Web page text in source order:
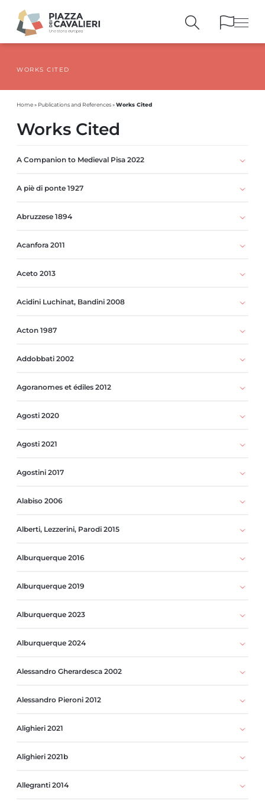
PUBLICATIONSAND REFERENCES
WORKS CITED
Home» Publications and References»Works Cited
Works Cited
A Companion to Medieval Pisa 2022
A piè di ponte 1927
Abruzzese 1894
Acanfora 2011
Aceto 2013
Acidini Luchinat, Bandini 2008
Acton 1987
Addobbati 2002
Agoranomes et édiles 2012
Agosti 2020
Agosti 2021
Agostini 2017
Alabiso 2006
Alberti, Lezzerini, Parodi 2015
Alburquerque 2016
Alburquerque 2019
Alburquerque 2023
Alburquerque 2024
Alessandro Gherardesca 2002
Alessandro Pieroni 2012
Alighieri 2021
Alighieri 2021b
Allegranti 2014